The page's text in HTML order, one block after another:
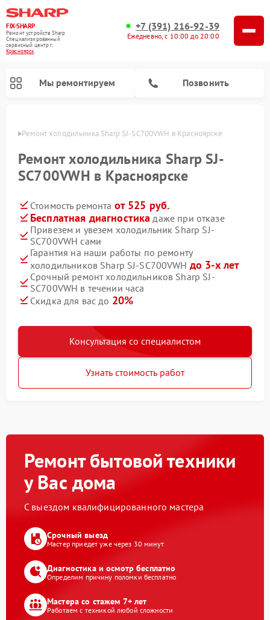
FIX-SHARP
Ремонт устройств Sharp
Специализированный
cервисный центр г.
Красноярск
+7 (391) 216-92-39
Ежедневно, с 10:00 до 20:00
Мы ремонтируем Позвонить
Ремонт холодильника Sharp SJ-SC700VWH в Красноярске
Ремонт холодильника Sharp SJ-
SC700VWH в Красноярске
Стоимость ремонта от 525 руб.
Бесплатная диагностика даже при отказе
Привезем и увезем холодильник Sharp SJ-
SC700VWH сами
Гарантия на наши работы по ремонту
холодильников Sharp SJ-SC700VWH до 3-х лет
Срочный ремонт холодильников Sharp SJ-
SC700VWH в течении часа
Скидка для вас до 20%
Консультация со специалистом
Узнать стоимость работ
Ремонт бытовой техники
у Вас дома
С выездом квалифицированного мастера
Срочный выезд
Мастер приедет уже через 30 минут
Диагностика и осмотр бесплатно
Определим причину поломки бесплатно
Мастера со стажем 7+ лет
Работаем с техникой любой сложности